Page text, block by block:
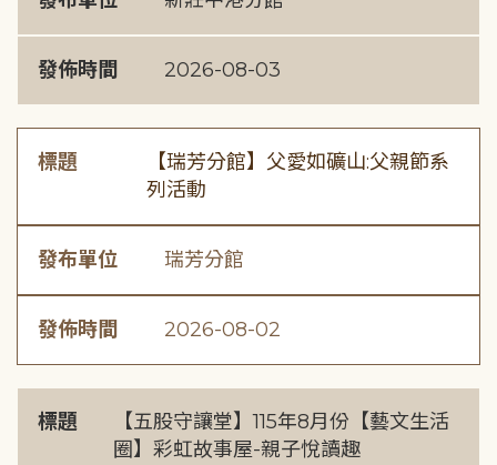
發佈時間 2026-08-03
標題
【瑞芳分館】父愛如礦山:父親節系
列活動
發布單位 瑞芳分館
發佈時間 2026-08-02
標題
【五股守讓堂】115年8月份【藝文生活
圈】彩虹故事屋-親子悅讀趣